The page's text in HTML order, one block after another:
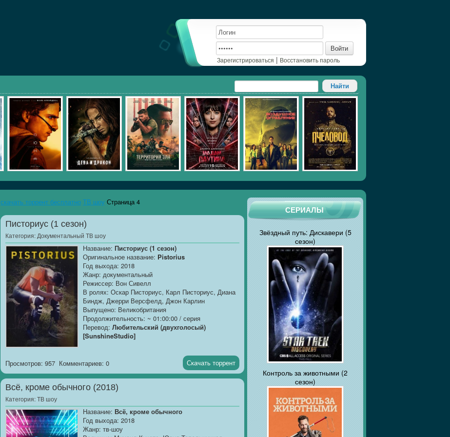
Войти
Зарегистрироваться | Восстановить пароль
СЕРИАЛЫ
Звёздный путь: Дискавери (5
сезон)
Контроль за животными (2
сезон)
скачать торрент бесплатно ТВ шоу Страница 4
Писториус (1 сезон)
Категория: Документальный ТВ шоу
Название: Писториус (1 сезон)
Оригинальное название: Pistorius
Год выхода: 2018
Жанр: документальный
Режиссер: Вон Сивелл
В ролях: Оскар Писториус, Карл Писториус, Диана
Биндж, Джерри Версфелд, Джон Карлин
Выпущено: Великобритания
Продолжительность: ~ 01:00:00 / серия
Перевод: Любительский (двухголосый)
[SunshineStudio]
Размер:~ 700 MB / серия
Добавлена 1-4 серия (из 4)
британских кинематографистов, повествующих о
самом противоречивом паралимпийце из Южной
Африки. Как многие из вас могли догадаться, речь
идет о скандальном чемпионе Оскаре Писториусе.
Просмотров: 957 Комментариев: 0 Скачать торрент
Всё, кроме обычного (2018)
Категория:ТВ шоу
Название: Всё, кроме обычного
Год выхода: 2018
Жанр: тв-шоу